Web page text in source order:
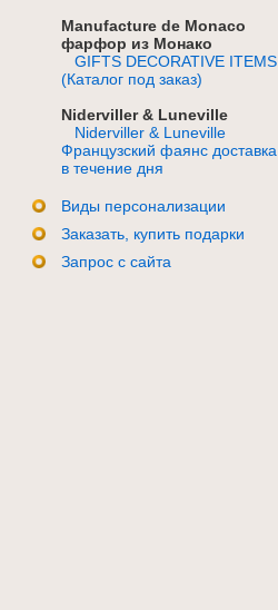
Manufacture de Monaco
фарфор из Монако
GIFTS DECORATIVE ITEMS
(Каталог под заказ)
Niderviller & Luneville
Niderviller & Luneville
Французский фаянс доставка
в течение дня
Виды персонализации
Заказать, купить подарки
Запрос с сайта